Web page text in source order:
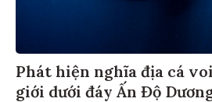
Phát hiện nghĩa địa cá
giới dưới đáy Ấn Độ